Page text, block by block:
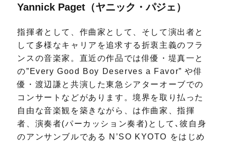
Yannick Paget（ヤニック・パジェ）
指揮者として、作曲家として、そして演出者と
して多様なキャリアを追求する折衷主義のフラ
ンスの音楽家。直近の作品では俳優・堤真一と
の”Every Good Boy Deserves a Favor” や俳
優・渡辺謙と共演した東急シアターオーブでの
コンサートなどがあります。境界を取り払った
自由な音楽観を築きながら、は作曲家、指揮
者、演奏者(パーカッション奏者)として､彼自身
のアンサンブルである N’SO KYOTO をはじめ